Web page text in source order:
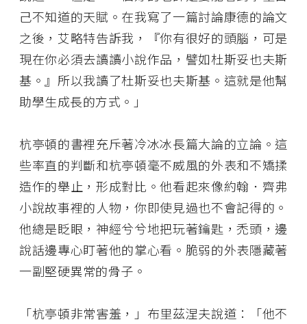
己不知道的天賦。在我寫了一篇討論康德的論文
之後，艾略特告訴我，『你有很好的頭腦，可是
現在你必須去讀讀小說作品，譬如杜斯妥也夫斯
基。』所以我讀了杜斯妥也夫斯基。這就是他幫
助學生成長的方式。」
杭亭頓的書裡充斥著冷冰冰長篇大論的立論。這
些率直的判斷和杭亭頓毫不威風的外表和不矯揉
造作的舉止，形成對比。他看起來像約翰．齊弗
小說故事裡的人物，你即使見過也不會記得的。
他總是眨眼，神經兮兮地把玩著鑰匙，禿頭，邊
說話邊專心盯著他的掌心看。脆弱的外表隱藏著
一副堅硬異常的骨子。
「杭亭頓非常害羞，」布里茲涅夫說道：「他不